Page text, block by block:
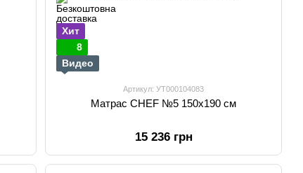
Хит
8
Видео
Артикул: УТ000104083
Матрас CHEF №5 150х190 см
15 236 грн